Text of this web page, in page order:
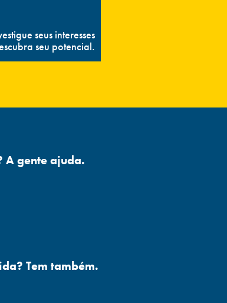
seus interesses
seu potencial.
A gente ajuda.
Tem também.